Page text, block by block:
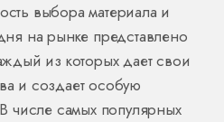
выбора материала и
на рынке представлено
из которых дает свои
и создает особую
числе самых популярных